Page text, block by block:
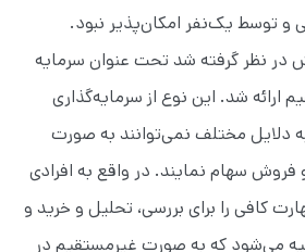
و توسط یک‌نفر امکان‌پذیر نبود.
در نظر گرفته شد تحت عنوان سرمایه
ارائه شد. این نوع از سرمایه‌گذاری
دلایل مختلف نمی‌توانند به صورت
فروش سهام نمایند. در واقع به افرادی
کافی را برای بررسی، تحلیل و خرید و
می‌شود که به صورت غیرمستقیم در